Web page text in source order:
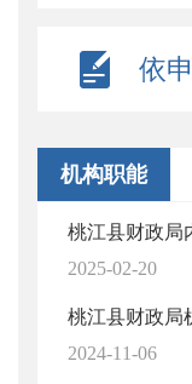
依
机构职能
桃江县财政局
2025-02-20
桃江县财政局
2024-11-06